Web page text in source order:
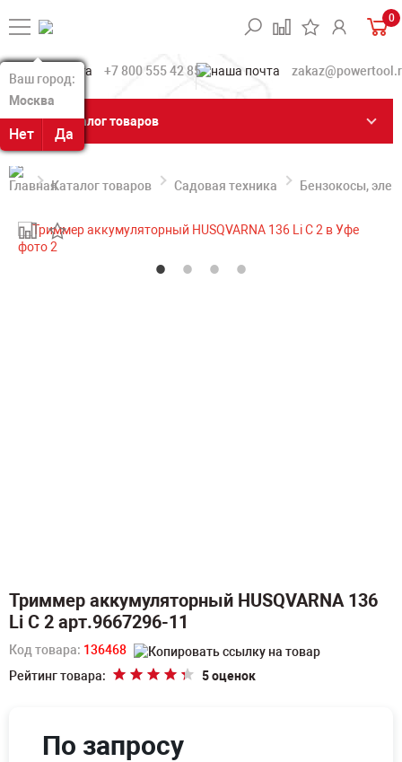
Ваш город:
Москва
Нет Да
Ваш город:
Москва
Нет Да
0
+7 800 555 42 85
Каталог товаров
Каталог товаров Садовая техника Бензокосы,
Триммер аккумуляторный HUSQVARNA 136
Li C 2 арт.9667296-11
Код товара: 136468
Рейтинг товара:
5 оценок
По запросу